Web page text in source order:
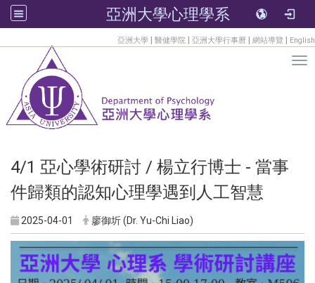
亞洲大學心理學系
亞洲大學 | 醫健學院 | 亞洲大學行事曆 | 網站導覽 | English
4/1 亞心學術研討 / 楊立行博士 - 當事
件歸類的認知心理學遇到人工智慧
2025-04-01 廖御圻 (Dr. Yu-Chi Liao)